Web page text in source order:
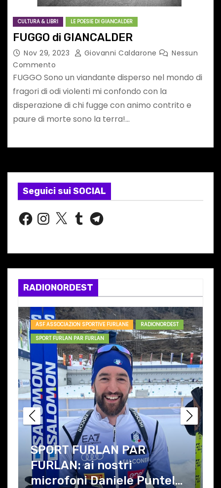
CULTURA & LIBRI LE POESIE DI GIANCALDER
FUGGO di GIANCALDER
Nov 29, 2023 Giovanni Caldarone
Nessun
Commento
FUGGO Sono un viandante disperso nel mondo di
fragori di odi violenti mi confondo con la
disperazione di chi fugge con animo contrito e
paure di morte sono la terra!…
Seguici sui SOCIAL
F
a
o
k
n
g
a
m
X T
r
T
e
r
m
RADIONORDEST
ASF ASSOCIAZION SPORTIVE FURLANE
RADIONORDEST
SPORT FURLAN PAR FURLAN
SPORT FURLAN PAR
FURLAN: ai nostri
microfoni Daniele Puntel